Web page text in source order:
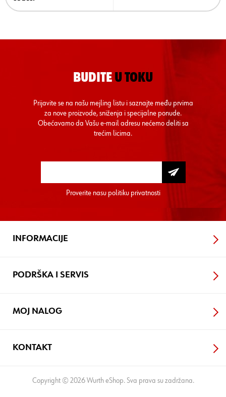
BUDITE U TOKU
Prijavite se na našu mejling listu i saznajte među prvima
za nove proizvode, sniženja i specijalne ponude.
Obećavamo da Vašu e-mail adresu nećemo deliti sa
trećim licima.
Proverite nasu politiku privatnosti
INFORMACIJE
PODRŠKA I SERVIS
MOJ NALOG
KONTAKT
Copyright © 2026 Wurth eShop. Sva prava su zadržana.